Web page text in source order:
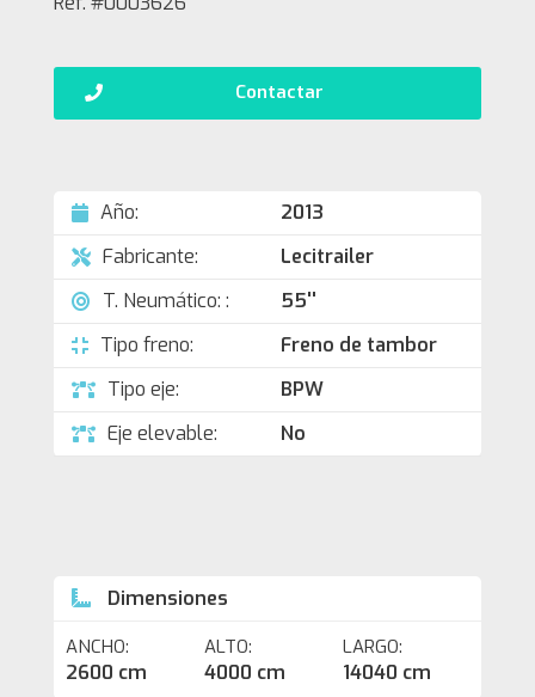
Contactar
Año:
2013
Fabricante:
Lecitrailer
T. Neumático: :
55''
Tipo freno:
Freno de tambor
Tipo eje:
BPW
Eje elevable:
No
Dimensiones
ANCHO:
2600 cm
ALTO:
4000 cm
LARGO:
14040 cm